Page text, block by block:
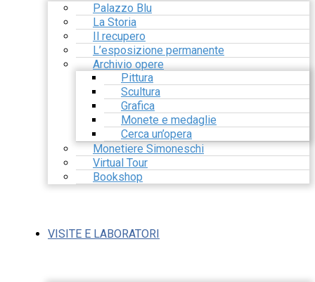
Palazzo Blu
La Storia
Il recupero
L’esposizione permanente
Archivio opere
Pittura
Scultura
Grafica
Monete e medaglie
Cerca un’opera
Monetiere Simoneschi
Virtual Tour
Bookshop
VISITE E LABORATORI